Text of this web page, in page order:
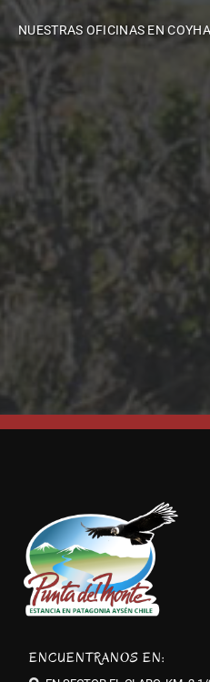
NUESTRAS OFICINAS EN
AERÓDROMO TTE. VIDAL
ENCUENTRANOS EN: